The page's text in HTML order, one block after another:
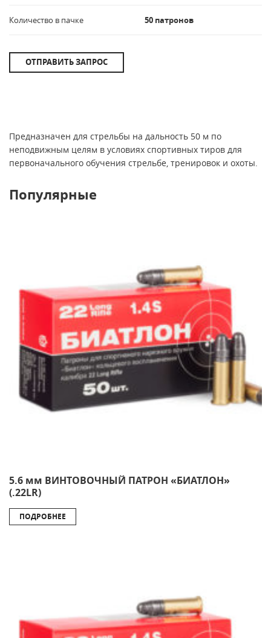
Количество в пачке 50 патронов
ОТПРАВИТЬ ЗАПРОС
Предназначен для стрельбы на дальность 50 м по
неподвижным целям в условиях спортивных тиров для
первоначального обучения стрельбе, тренировок и охоты.
Популярные
5.6 мм ВИНТОВОЧНЫЙ ПАТРОН «БИАТЛОН»
(.22LR)
ПОДРОБНЕЕ